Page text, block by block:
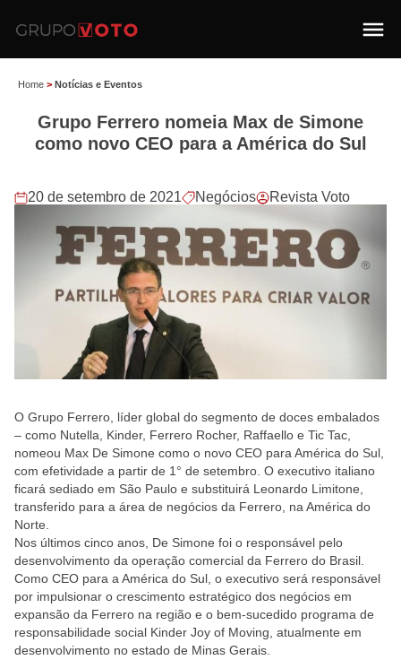
Home > Notícias e Eventos
Grupo Ferrero nomeia Max de Simone
como novo CEO para a América do Sul
20 de setembro de 2021 Negócios Revista Voto
O Grupo Ferrero, líder global do segmento de doces embalados
– como Nutella, Kinder, Ferrero Rocher, Raffaello e Tic Tac,
nomeou Max De Simone como o novo CEO para América do Sul,
com efetividade a partir de 1° de setembro. O executivo italiano
ficará sediado em São Paulo e substituirá Leonardo Limitone,
transferido para a área de negócios da Ferrero, na América do
Norte.
Nos últimos cinco anos, De Simone foi o responsável pelo
desenvolvimento da operação comercial da Ferrero do Brasil.
Como CEO para a América do Sul, o executivo será responsável
por impulsionar o crescimento estratégico dos negócios em
expansão da Ferrero na região e o bem-sucedido programa de
responsabilidade social Kinder Joy of Moving, atualmente em
desenvolvimento no estado de Minas Gerais.